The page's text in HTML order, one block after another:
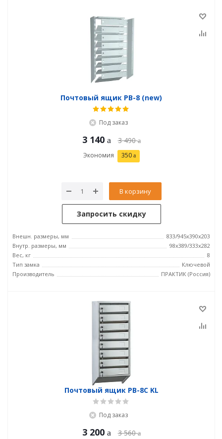
Почтовый ящик PB-8 (new)
Под заказ
3 140 3 490
Экономия 350
В корзину
Запросить скидку
Внешн. размеры, мм
833/945x390x203
Внутр. размеры, мм
98x389/333x282
Вес, кг
8
Тип замка
Ключевой
Производитель
ПРАКТИК (Россия)
Почтовый ящик PB-8C KL
Под заказ
3 200 3 560